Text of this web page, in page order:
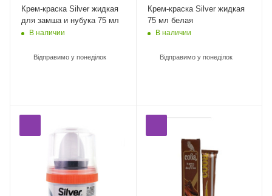
Крем-краска Silver жидкая
для замша и нубука 75 мл
В наличии
Відправимо у понеділок
Крем-краска Silver жидкая
75 мл белая
В наличии
Відправимо у понеділок